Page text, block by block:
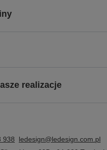
realizacje
938
ledesign@ledesign.com.pl